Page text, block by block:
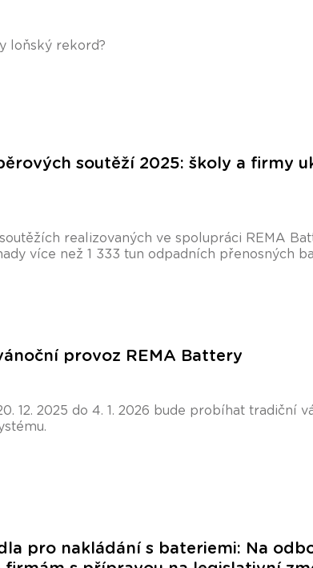
loňský rekord?
soutěží 2025: školy a firmy
realizovaných ve spolupráci REMA
více než 1 333 tun odpadních přenosných
provoz REMA Battery
12. 2025 do 4. 1. 2026 bude probíhat tradiční
pro nakládání s bateriemi: Na